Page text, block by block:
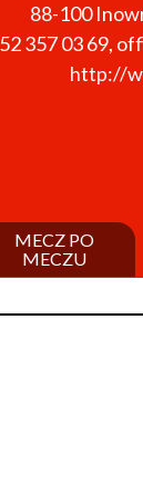
88-100
357 03 69,
http://
MECZ PO
MECZU